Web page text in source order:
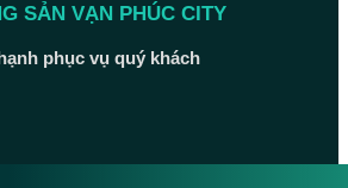
SẢN VẠN PHÚC CITY
phục vụ quý khách